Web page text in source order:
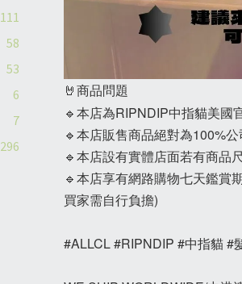
111
58
53
6
7
296
🤘商品問題
🔹本店為RIPNDIP中指貓美國
🔹本店販售商品絕對為100%
🔹本店設有實體店面若有商品
🔹本店享有網路購物七天鑑賞
買家需自行負擔)
#ALLCL #RIPNDIP #中指貓 #